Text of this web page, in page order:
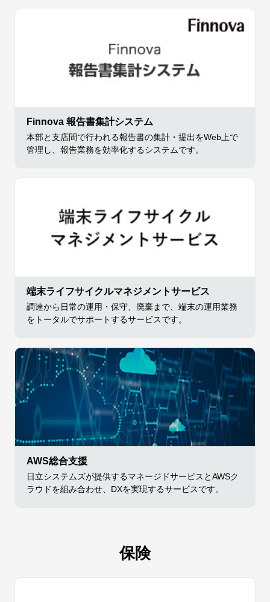
Finnova 報告書集計システム
本部と支店間で行われる報告書の集計・提出をWeb上で
管理し、報告業務を効率化するシステムです。
端末ライフサイクルマネジメントサービス
調達から日常の運用・保守、廃棄まで、端末の運用業務
をトータルでサポートするサービスです。
AWS総合支援
日立システムズが提供するマネージドサービスとAWSク
ラウドを組み合わせ、DXを実現するサービスです。
保険